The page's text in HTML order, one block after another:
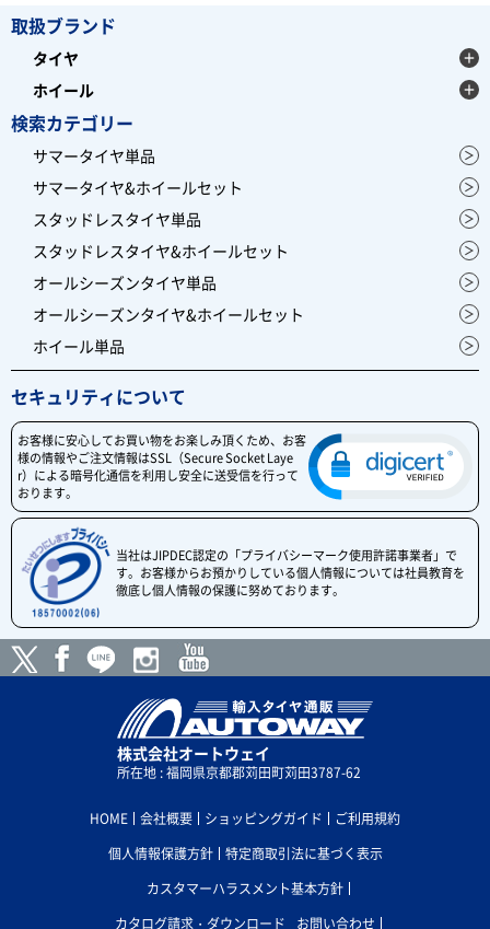
取扱ブランド
タイヤ
ホイール
検索カテゴリー
サマータイヤ単品
サマータイヤ&ホイールセット
スタッドレスタイヤ単品
スタッドレスタイヤ&ホイールセット
オールシーズンタイヤ単品
オールシーズンタイヤ&ホイールセット
ホイール単品
セキュリティについて
お客様に安心してお買い物をお楽しみ頂くため、お客
様の情報やご注文情報はSSL（Secure Socket Laye
r）による暗号化通信を利用し安全に送受信を行って
おります。
当社はJIPDEC認定の「プライバシーマーク使用許諾事業者」で
す。お客様からお預かりしている個人情報については社員教育を
徹底し個人情報の保護に努めております。
株式会社オートウェイ
所在地 : 福岡県京都郡苅田町苅田3787-62
HOME 会社概要 ショッピングガイド
ご利用規約
個人情報保護方針
特定商取引法に基づく表示
カスタマーハラスメント基本方針
カタログ請求・ダウンロード
お問い合わせ